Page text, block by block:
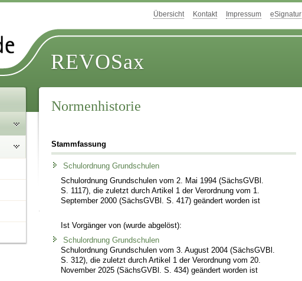
Übersicht Kontakt Impressum eSignatur
REVOSax
Normenhistorie
Stammfassung
Schulordnung Grundschulen
Schulordnung Grundschulen vom 2. Mai 1994 (SächsGVBl.
S. 1117), die zuletzt durch Artikel 1 der Verordnung vom 1.
September 2000 (SächsGVBl. S. 417) geändert worden ist
Ist Vorgänger von (wurde abgelöst):
Schulordnung Grundschulen
Schulordnung Grundschulen vom 3. August 2004 (SächsGVBl.
S. 312), die zuletzt durch Artikel 1 der Verordnung vom 20.
November 2025 (SächsGVBl. S. 434) geändert worden ist